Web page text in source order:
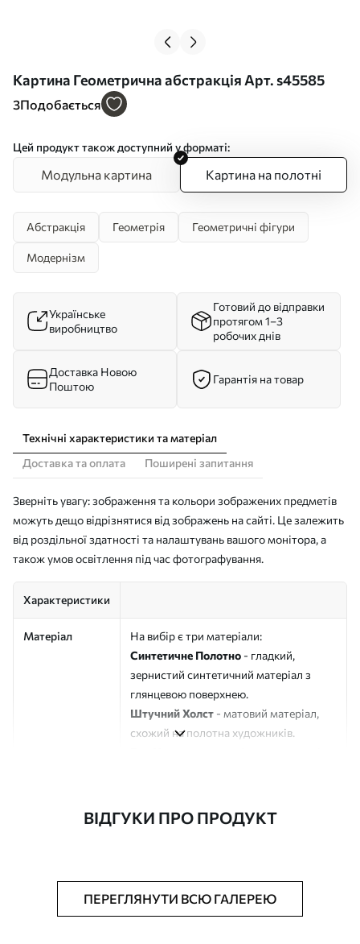
Картина Геометрична абстракція Арт. s45585
3Подобається
Цей продукт також доступний у форматі:
Модульна картина Картина на полотні
Абстракція Геометрія Геометричні фігури
Модернізм
Українське
виробництво
Готовий до відправки
протягом 1–3
робочих днів
Доставка Новою
Поштою
Гарантія на товар
Технічні характеристики та матеріал
Доставка та оплата
Поширені запитання
Зверніть увагу: зображення та кольори зображених предметів
можуть дещо відрізнятися від зображень на сайті. Це залежить
від роздільної здатності та налаштувань вашого монітора, а
також умов освітлення під час фотографування.
Характеристики
Матеріал
На вибір є три матеріали:
Синтетичне Полотно - гладкий,
зернистий синтетичний матеріал з
глянцевою поверхнею.
Штучний Холст - матовий матеріал,
схожий на полотна художників.
Додатково Можна додати лакове покриття.
ВІДГУКИ ПРО ПРОДУКТ
ПЕРЕГЛЯНУТИ ВСЮ ГАЛЕРЕЮ